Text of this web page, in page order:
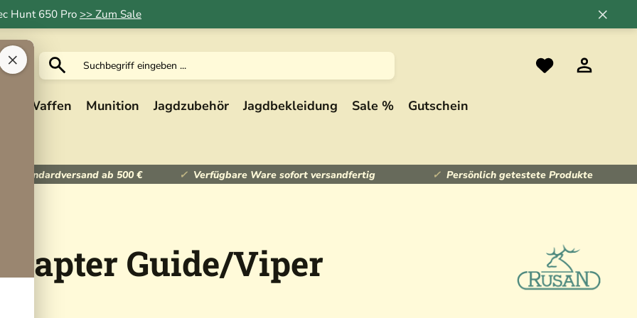
Hunt 650 Pro >> Zum Sale
×
×
Waffen Munition Jagdzubehör Jagdbekleidung Sale % Gutschein
Standardversand ab 500 € Verfügbare Ware sofort versandfertig Persönlich getestete Produkte
Guide/Viper